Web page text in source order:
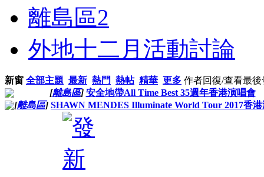
離島區2
外地十二月活動討論
新窗 全部主題 最新 熱門 熱帖 精華 更多 作者回復/查看最後
[離島區] 安全地帶All Time Best 35週年香港演唱會
[離島區] SHAWN MENDES Illuminate World Tour 2017香